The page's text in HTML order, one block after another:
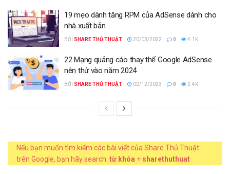
19 mẹo dành tăng RPM của AdSense dành cho
nhà xuất bản
BỞI SHARE THỦ THUẬT 20/03/2022 0 4.1K
22 Mạng quảng cáo thay thế Google AdSense
nên thử vào năm 2024
BỞI SHARE THỦ THUẬT 02/12/2023 0 2.4K
Nếu bạn muốn tìm kiếm các bài viết của Share Thủ Thuật
trên Google, bạn hãy search: từ khóa + sharethuthuat